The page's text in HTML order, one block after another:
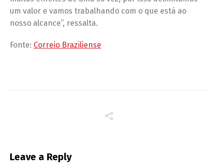
um valor e vamos trabalhando com o que está ao
nosso alcance”, ressalta.
Fonte: Correio Braziliense
Leave a Reply